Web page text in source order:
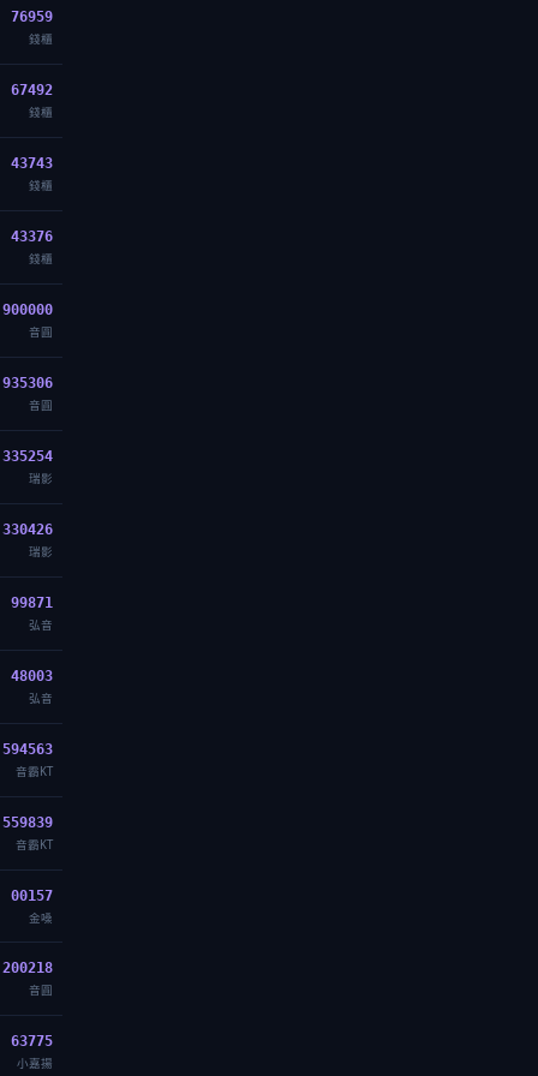
76959
錢櫃
67492
錢櫃
43743
錢櫃
43376
錢櫃
900000
音圓
935306
音圓
335254
瑞影
330426
瑞影
99871
弘音
48003
弘音
594563
音霸KT
559839
音霸KT
00157
金嗓
200218
音圓
63775
小嘉揚